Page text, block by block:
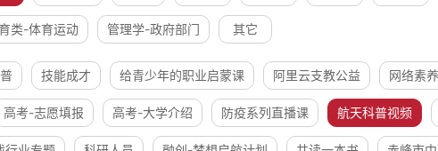
类-体育运动 管理学-政府部门 其它
技能成才 给青少年的职业启蒙课 阿里云支教公益 网络素
高考-志愿填报 高考-大学介绍 防疫系列直播课 航天科普视频